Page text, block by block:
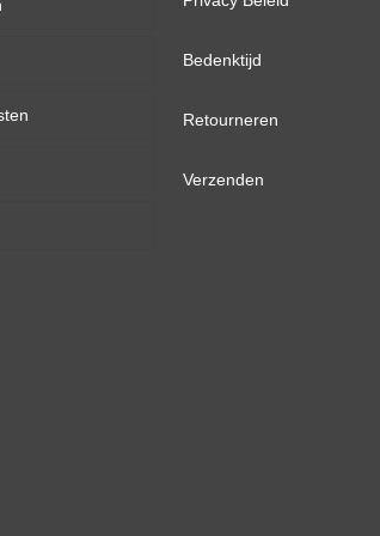
eDP
Bedenktijd
Retourneren
Verzenden